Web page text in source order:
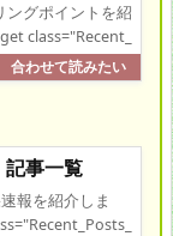
ングポイントを紹
class="Recent_
事一覧
報を紹介しま